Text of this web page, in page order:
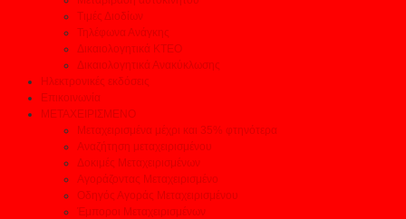
Τιμές Διοδίων
Τηλέφωνα Ανάγκης
Δικαιολογητικά ΚΤΕΟ
Δικαιολογητικά Ανακύκλωσης
Ηλεκτρονικές εκδόσεις
Επικοινωνία
ΜΕΤΑΧΕΙΡΙΣΜΕΝΟ
Μεταχειρισμένα μέχρι και 35% φτηνότερα
Αναζήτηση μεταχειρισμένου
Δοκιμές Μεταχειρισμένων
Αγοράζοντας Μεταχειρισμένο
Οδηγός Αγοράς Μεταχειρισμένου
Έμποροι Μεταχειρισμένων